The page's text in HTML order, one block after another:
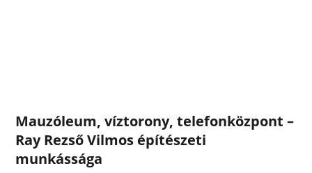
Mauzóleum, víztorony, telefonközpont –
Ray Rezső Vilmos építészeti
munkássága